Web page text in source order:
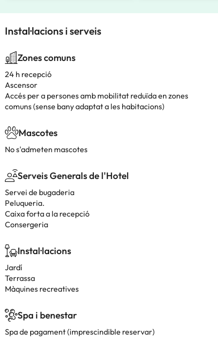
Instal·lacions i serveis
Zones comuns
24 h recepció
Ascensor
Accés per a persones amb mobilitat reduïda en zones
comuns (sense bany adaptat a les habitacions)
Mascotes
No s'admeten mascotes
Serveis Generals de l'Hotel
Servei de bugaderia
Peluqueria.
Caixa forta a la recepció
Consergeria
Instal·lacions
Jardí
Terrassa
Màquines recreatives
Spa i benestar
Spa de pagament (imprescindible reservar)